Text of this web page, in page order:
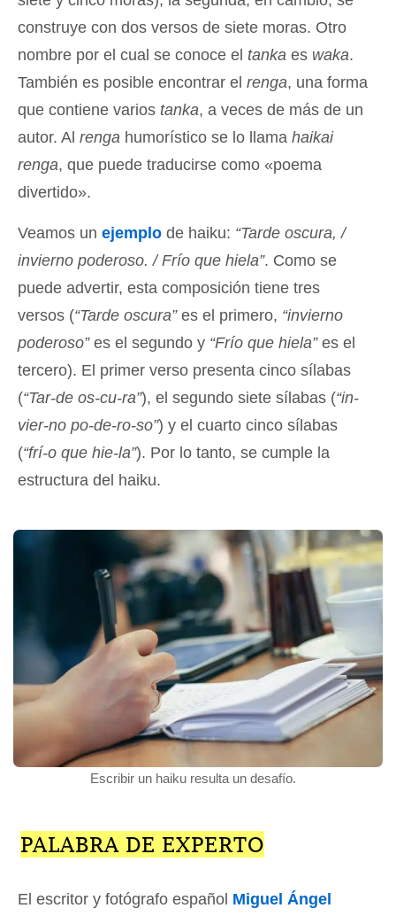
construye con dos versos de siete moras. Otro
nombre por el cual se conoce el tanka es waka.
También es posible encontrar el renga, una forma
que contiene varios tanka, a veces de más de un
autor. Al renga humorístico se lo llama haikai
renga, que puede traducirse como «poema
divertido».
Veamos un ejemplo de haiku: “Tarde oscura, /
invierno poderoso. / Frío que hiela”. Como se
puede advertir, esta composición tiene tres
versos (“Tarde oscura”es el primero, “invierno
poderoso”es el segundo y “Frío que hiela”es el
tercero). El primer verso presenta cinco sílabas
(“Tar-de os-cu-ra”), el segundo siete sílabas (“in-
vier-no po-de-ro-so”) y el cuarto cinco sílabas
(“frí-o que hie-la”). Por lo tanto, se cumple la
estructura del haiku.
Escribir un haiku resulta un desafío.
PALABRA DE EXPERTO
El escritor y fotógrafo español Miguel Ángel